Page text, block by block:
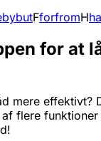
bybutFforfromH
for at
mere effektivt?
flere funktioner